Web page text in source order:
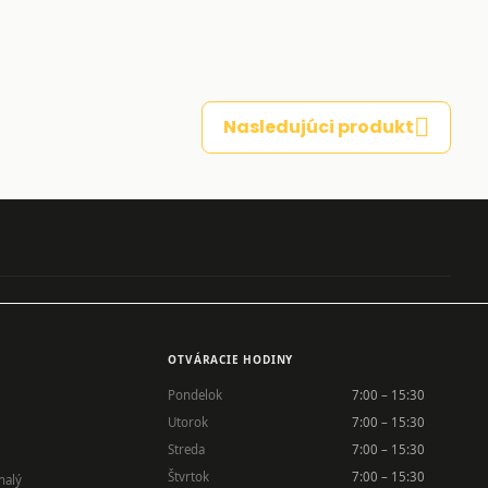
Nasledujúci produkt
OTVÁRACIE HODINY
Pondelok
7:00 – 15:30
Utorok
7:00 – 15:30
Streda
7:00 – 15:30
Štvrtok
7:00 – 15:30